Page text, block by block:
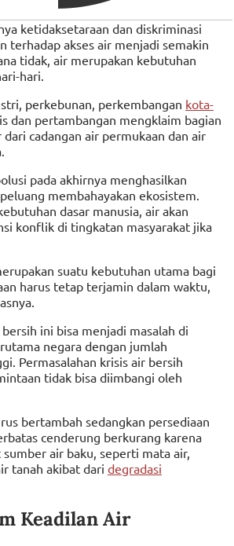
ketidaksetaraan dan diskriminasi
terhadap akses air menjadi semakin
tidak, air merupakan kebutuhan
hari.
perkebunan, perkembangan kota-
dan pertambangan mengklaim bagian
cadangan air permukaan dan air
pada akhirnya menghasilkan
membahayakan ekosistem.
dasar manusia, air akan
konflik di tingkatan masyarakat jika
suatu kebutuhan utama bagi
harus tetap terjamin dalam waktu,
ini bisa menjadi masalah di
negara dengan jumlah
Permasalahan krisis air bersih
tidak bisa diimbangi oleh
bertambah sedangkan persediaan
cenderung berkurang karena
air baku, seperti mata air,
tanah akibat dari degradasi
Keadilan Air